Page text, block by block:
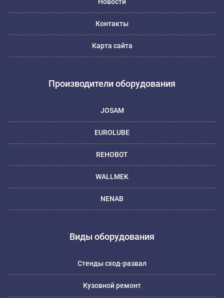
Контакты
Карта сайта
Производители оборудования
JOSAM
EUROLUBE
REHOBOT
WALLMEK
NENAB
Виды оборудования
Стенды сход-развал
Кузовной ремонт